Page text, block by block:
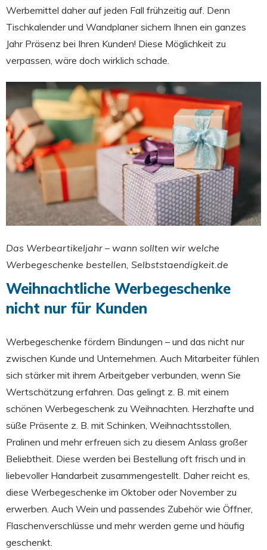
Werbemittel daher auf jeden Fall frühzeitig auf. Denn
Tischkalender und Wandplaner sichern Ihnen ein ganzes
Jahr Präsenz bei Ihren Kunden! Diese Möglichkeit zu
verpassen, wäre doch wirklich schade.
Das Werbeartikeljahr – wann sollten wir welche
Werbegeschenke bestellen, Selbststaendigkeit.de
Weihnachtliche Werbegeschenke
nicht nur für Kunden
Werbegeschenke fördern Bindungen – und das nicht nur
zwischen Kunde und Unternehmen. Auch Mitarbeiter fühlen
sich stärker mit ihrem Arbeitgeber verbunden, wenn Sie
Wertschätzung erfahren. Das gelingt z. B. mit einem
schönen Werbegeschenk zu Weihnachten. Herzhafte und
süße Präsente z. B. mit Schinken, Weihnachtsstollen,
Pralinen und mehr erfreuen sich zu diesem Anlass großer
Beliebtheit. Diese werden bei Bestellung oft frisch und in
liebevoller Handarbeit zusammengestellt. Daher reicht es,
diese Werbegeschenke im Oktober oder November zu
erwerben. Auch Wein und passendes Zubehör wie Öffner,
Flaschenverschlüsse und mehr werden gerne und häufig
geschenkt.